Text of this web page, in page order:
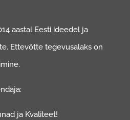
aastal Eesti ideedel ja
Ettevõtte tegevusalaks on
ja Kvaliteet!